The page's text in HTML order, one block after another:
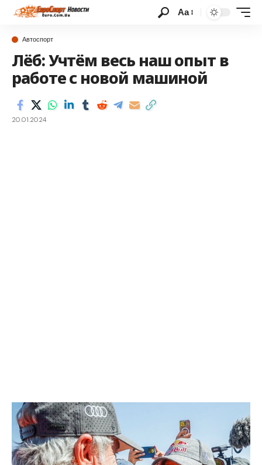
Аа
Автоспорт
Лёб: Учтём весь наш опыт в
работе с новой машиной
20.01.2024